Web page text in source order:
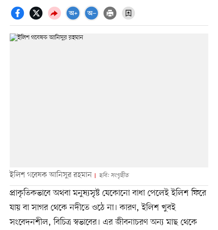
ইলিশ গবেষক আনিসুর রহমান ছবি: সংগৃহীত
প্রাকৃতিকভাবে অথবা মনুষ্যসৃষ্ট যেকোনো বাধা পেলেই ইলিশ ফিরে
যায় বা সাগর থেকে নদীতে ওঠে না। কারণ, ইলিশ খুবই
সংবেদনশীল, বিচিত্র স্বভাবের। এর জীবনাচরণ অন্য মাছ থেকে